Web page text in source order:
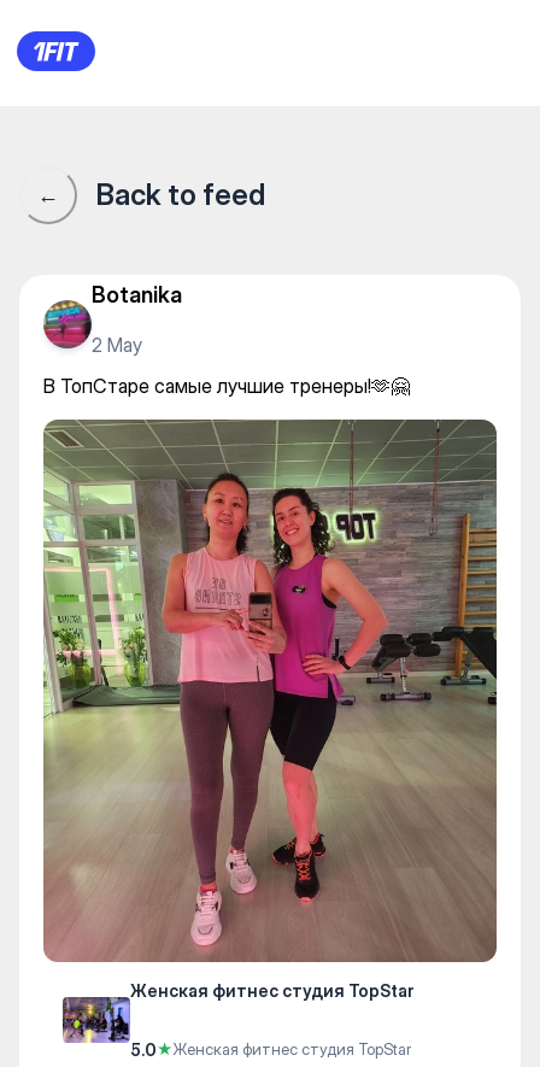
Женская фитнес студия
← Back to feed
Botanika
2 May
В ТопСтаре самые лучшие тренеры!🫶🤗
Женская фитнес студия TopStar
5.0★Женская фитнес студия TopStar